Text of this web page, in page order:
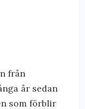
från
år sedan
som förblir